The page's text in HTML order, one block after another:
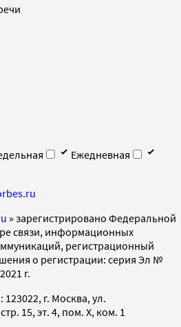
Ежедневная
» зарегистрировано Федеральной
связи, информационных
регистрационный
о регистрации: серия Эл №
г.
г. Москва, ул.
15, эт. 4, пом. X, ком. 1